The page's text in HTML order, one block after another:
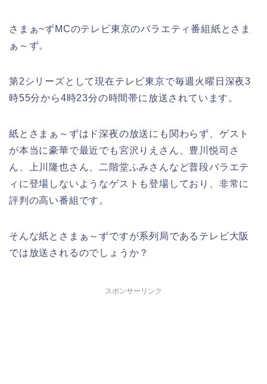
さまぁ~ずMCのテレビ東京のバラエティ番組紙とさま
ぁ～ず。
第2シリーズとして現在テレビ東京で毎週火曜日深夜3
時55分から4時23分の時間帯に放送されています。
紙とさまぁ～ずはド深夜の放送にも関わらず、ゲスト
が本当に豪華で最近でも宮沢りえさん、豊川悦司さ
ん、上川隆也さん、二階堂ふみさんなど普段バラエテ
ィに登場しないようなゲストも登場しており、非常に
評判の高い番組です。
そんな紙とさまぁ～ずですが系列局であるテレビ大阪
では放送されるのでしょうか？
スポンサーリンク